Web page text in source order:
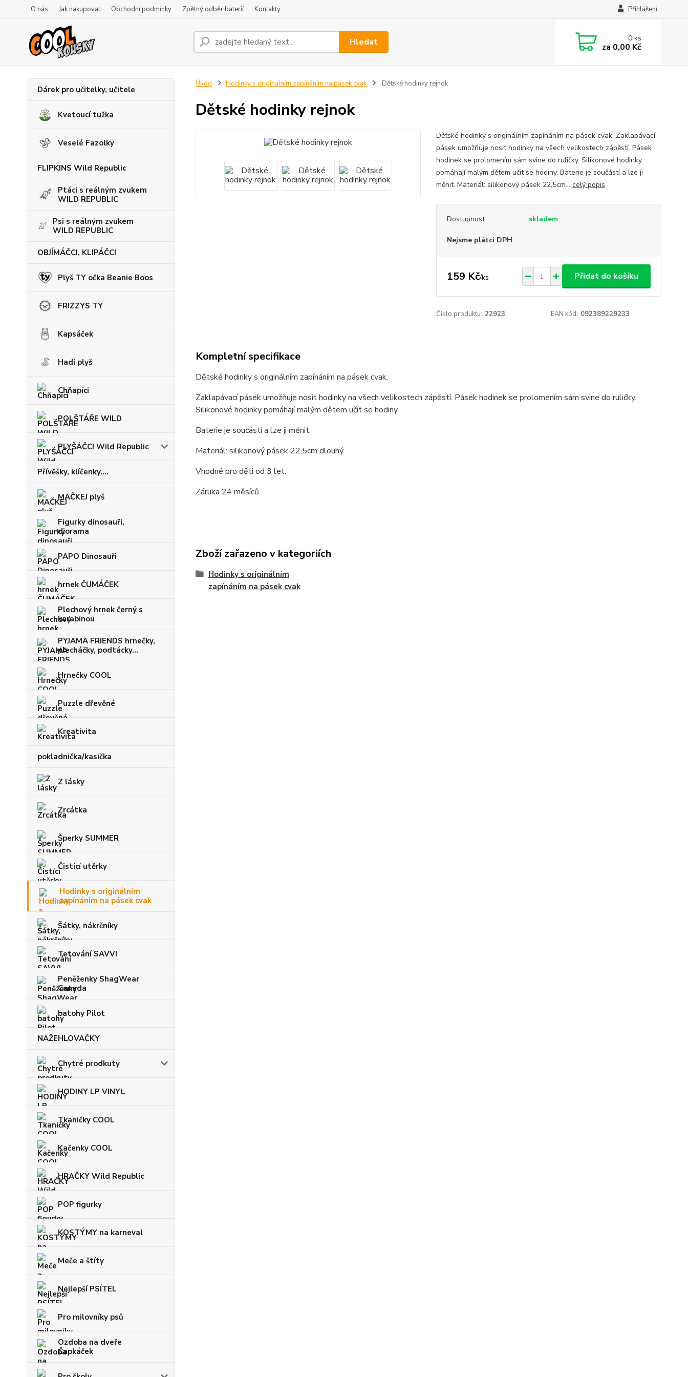
O nás Jak nakupovat Obchodní podmínky Zpětný odběr baterií Kontakty Přihlášení
Hledat 0ks
za 0,00 Kč
Dárek pro učitelky, učitele
Kvetoucí tužka
Veselé Fazolky
FLIPKINS Wild Republic
Ptáci s reálným zvukem
WILD REPUBLIC
Psi s reálným zvukem
WILD REPUBLIC
OBJÍMÁČCI, KLIPÁČCI
Plyš TY očka Beanie Boos
FRIZZYS TY
Kapsáček
Hadi plyš
Chňapíci
POLŠTÁŘE WILD
PLYŠÁČCI Wild Republic
Přívěšky, klíčenky....
MAČKEJ plyš
Figurky dinosauři,
diorama
PAPO Dinosauři
hrnek ČUMÁČEK
Plechový hrnek černý s
karabinou
PYJAMA FRIENDS hrnečky,
plecháčky, podtácky...
Hrnečky COOL
Puzzle dřevěné
Kreativita
pokladnička/kasička
Z lásky
Zrcátka
Šperky SUMMER
Čistící utěrky
Hodinky s originálním
zapínáním na pásek cvak
Šátky, nákrčníky
Tetování SAVVI
Peněženky ShagWear
Canada
batohy Pilot
NAŽEHLOVAČKY
Chytré prodkuty
HODINY LP VINYL
Tkaničky COOL
Kačenky COOL
HRAČKY Wild Republic
POP figurky
KOSTÝMY na karneval
Meče a štíty
Nejlepší PSÍTEL
Pro milovníky psů
Ozdoba na dveře
Čapkáček
Úvod Hodinky s originálním zapínáním na pásek cvak Dětské hodinky rejnok
Dětské hodinky rejnok
Dětské hodinky s originálním zapínáním na pásek cvak. Zaklapávací
pásek umožňuje nosit hodinky na všech velikostech zápěstí. Pásek
hodinek se prolomením sám svine do ruličky. Silikonové hodinky
pomáhají malým dětem učit se hodiny. Baterie je součástí a lze ji
měnit. Materiál: silikonový pásek 22,5cm... celý popis
Dostupnost skladem
Nejsme plátci DPH
159 Kč/ks Přidat do košíku
Číslo produktu: 22923 EAN kód: 092389229233
Kompletní specifikace
Dětské hodinky s originálním zapínáním na pásek cvak.
Zaklapávací pásek umožňuje nosit hodinky na všech velikostech zápěstí. Pásek hodinek se prolomením sám svine do ruličky.
Silikonové hodinky pomáhají malým dětem učit se hodiny.
Baterie je součástí a lze ji měnit.
Materiál: silikonový pásek 22,5cm dlouhý
Vhodné pro děti od 3 let.
Záruka 24 měsíců
Zboží zařazeno v kategoriích
Hodinky s originálním
zapínáním na pásek cvak